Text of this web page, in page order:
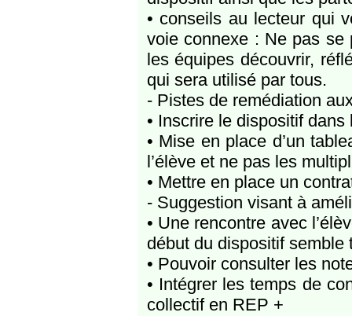
• conseils au lecteur qui
voie connexe : Ne pas se
les équipes découvrir,
qui sera utilisé par tous.
- Pistes de remédiation
• Inscrire le dispositif dans
• Mise en place d’un
l’élève et ne pas les
• Mettre en place un
- Suggestion visant à
• Une rencontre avec
début du dispositif semble
• Pouvoir consulter les
• Intégrer les temps de
collectif en REP +